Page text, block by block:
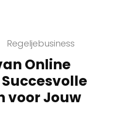
Regeljebusiness
Online
voor Jouw